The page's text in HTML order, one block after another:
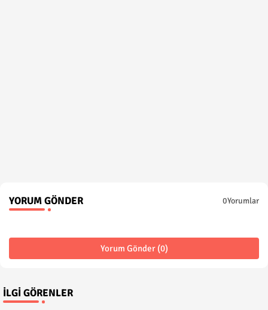
YORUM GÖNDER 0Yorumlar
Yorum Gönder (0)
İLGI GÖRENLER